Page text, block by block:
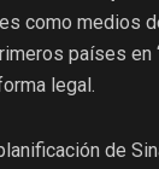
como medios
países en
legal.
de